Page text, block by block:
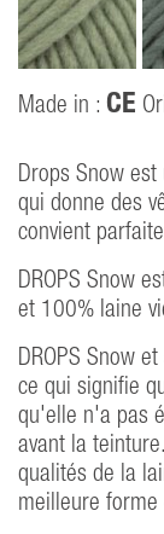
Made in : CE
Drops Snow
qui donne des
convient
DROPS Snow
et 100% laine
DROPS Snow
ce qui signifie
qu'elle n'a pas
avant la
qualités de la
meilleure forme